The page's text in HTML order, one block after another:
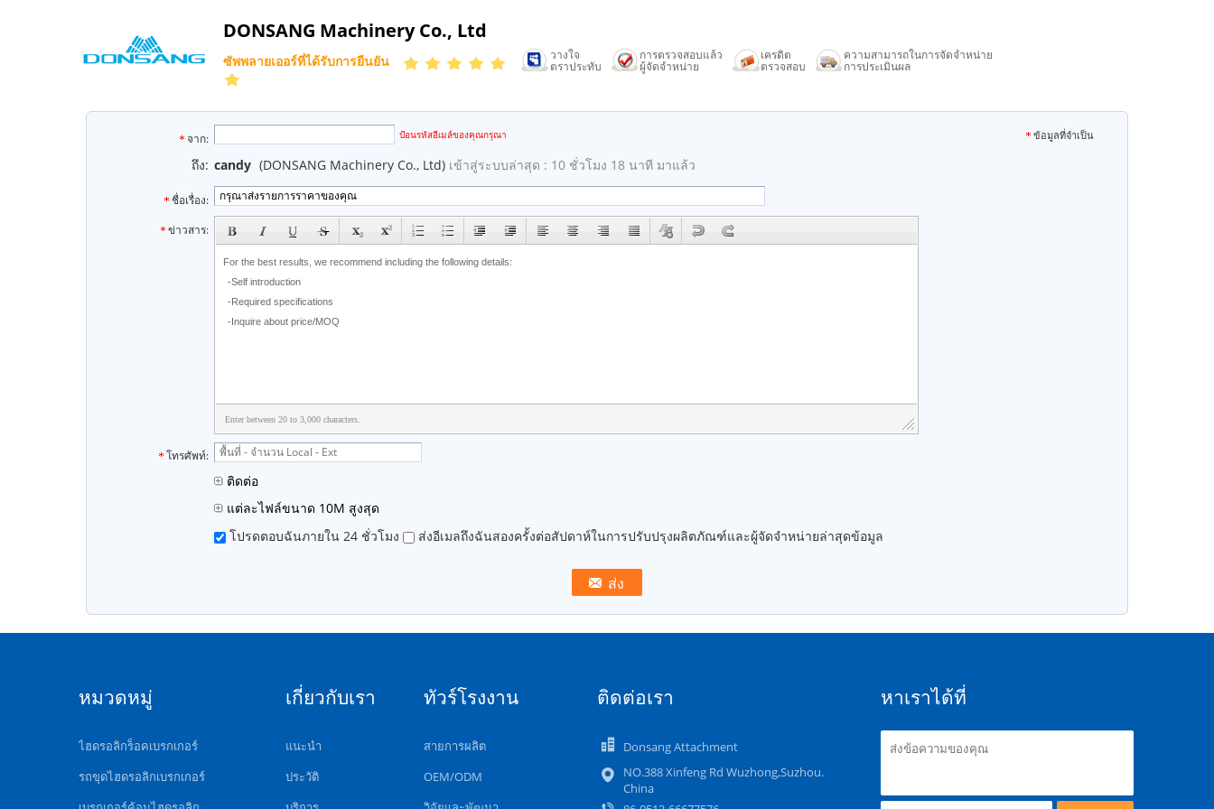
DONSANG Machinery Co., Ltd
ซัพพลายเออร์ที่ได้รับการยืนยัน
วางใจ
ตราประทับ
การตรวจสอบแล้ว
ผู้จัดจำหน่าย
เครดิต
ตรวจสอบ
ความสามารถในการจัดจำหน่าย
การประเมินผล
จาก: email
ป้อนรหัสอีเมล์ของคุณกรุณา ข้อมูลที่จำเป็น
ถึง: candy (DONSANG Machinery Co., Ltd) เข้าสู่ระบบล่าสุด : 10 ชั่วโมง 18 นาที มาแล้ว
ชื่อเรื่อง:
subject
ข่าวสาร:
Enter between 20 to 3,000 characters.
โทรศัพท์:
ติดต่อ
แต่ละไฟล์ขนาด 10M สูงสุด
โปรดตอบฉันภายใน 24 ชั่วโมง
ส่งอีเมลถึงฉันสองครั้งต่อสัปดาห์ในการปรับปรุงผลิตภัณฑ์และผู้จัดจำหน่ายล่าสุดข้อมูล
หมวดหมู่
ไฮดรอลิกร็อคเบรกเกอร์
รถขุดไฮดรอลิกเบรกเกอร์
เกี่ยวกับเรา
แนะนำ
ประวัติ
ทัวร์โรงงาน
สายการผลิต
OEM/ODM
ติดต่อเรา
Donsang Attachment
NO.388 Xinfeng Rd Wuzhong,Suzhou.
China
หาเราได้ที่